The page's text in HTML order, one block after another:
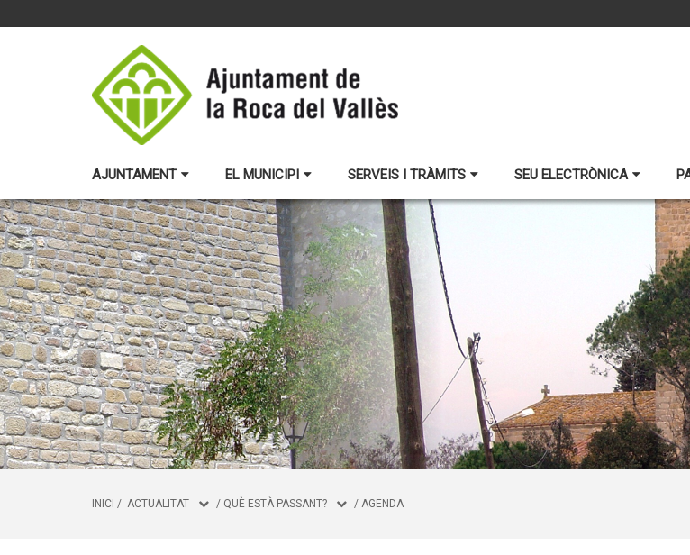
AJUNTAMENT EL MUNICIPI SERVEIS I TRÀMITS SEU ELECTRÒNICA
INICI / ACTUALITAT / QUÈ ESTÀ PASSANT? / AGENDA